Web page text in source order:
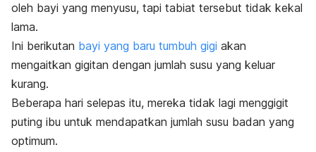
oleh bayi yang menyusu, tapi tabiat tersebut tidak kekal
lama.
Ini berikutan bayi yang baru tumbuh gigi akan
mengaitkan gigitan dengan jumlah susu yang keluar
kurang.
Beberapa hari selepas itu, mereka tidak lagi menggigit
puting ibu untuk mendapatkan jumlah susu badan yang
optimum.